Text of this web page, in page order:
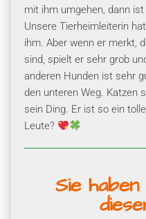
mit ihm umgehen, dann
Unsere Tierheimleiterin
ihm. Aber wenn er merkt,
sind, spielt er sehr grob
anderen Hunden ist sehr
den unteren Weg. Katzen
sein Ding. Er ist so ein
Leute?
Sie